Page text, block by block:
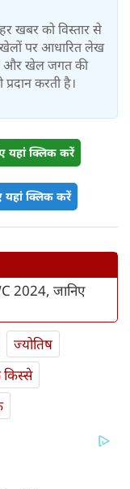
खबर को विस्तार से
खेलों पर आधारित लेख
और खेल जगत की
करती है।
यहां क्लिक करें
यहां क्लिक करें
2024, जानिए
ज्योतिष
किस्से